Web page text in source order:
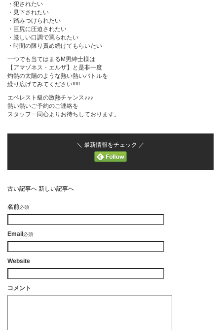
・犯されたい
・見下されたい
・踏みつけられたい
・巨尻に圧迫されたい
・厳しい口調で罵られたい
・時間の限り責め続けてもらいたい
一つでも当てはまるM男紳士様は
【アマゾネス・エルザ】と是非一度
灼熱の太陽のような熱い熱いバトルを
繰り広げてみてください!!!!!
エベレスト級の激熱チャンス♪♪♪
熱い熱いご予約のご連絡を
スタッフ一同心よりお待ちしております。
＼ 最新情報をチェック ／
古い記事へ 新しい記事へ
名前必須
Email 必須
Website
コメント